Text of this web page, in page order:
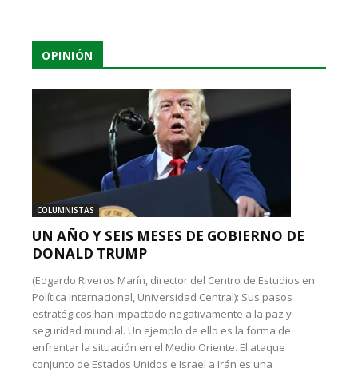
OPINIÓN
COLUMNISTAS
UN AÑO Y SEIS MESES DE GOBIERNO DE
DONALD TRUMP
(Edgardo Riveros Marín, director del Centro de Estudios en
Política Internacional, Universidad Central): Sus pasos
estratégicos han impactado negativamente a la paz y
seguridad mundial. Un ejemplo de ello es la forma de
enfrentar la situación en el Medio Oriente. El ataque
conjunto de Estados Unidos e Israel a Irán es una